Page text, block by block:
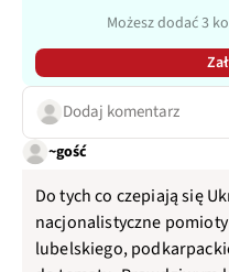
Możesz dodać 3
Dodaj komentarz
~gość
Do tych co czepiają się
nacjonalistyczne
lubelskiego,